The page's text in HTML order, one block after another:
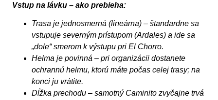
Vstup na lávku – ako prebieha:
Trasa je jednosmerná (lineárna) – štandardne sa
vstupuje severným prístupom (Ardales) a ide sa
„dole“ smerom k výstupu pri El Chorro.
Helma je povinná – pri organizácii dostanete
ochrannú helmu, ktorú máte počas celej trasy; na
konci ju vrátite.
Dĺžka prechodu – samotný Caminito zvyčajne trvá